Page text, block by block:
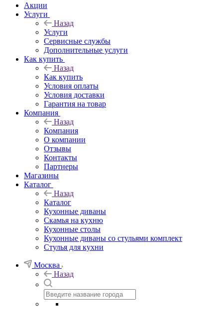
Акции
Услуги
Назад
Услуги
Сервисные службы
Дополнительные услуги
Как купить
Назад
Как купить
Условия оплаты
Условия доставки
Гарантия на товар
Компания
Назад
Компания
О компании
Отзывы
Контакты
Партнеры
Магазины
Каталог
Назад
Каталог
Кухонные диваны
Скамья на кухню
Кухонные столы
Кухонные диваны со стульями комплект
Стулья для кухни
Москва
Назад